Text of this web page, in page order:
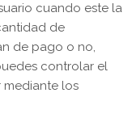
cuando este la
de
de pago o no,
controlar el
mediante los